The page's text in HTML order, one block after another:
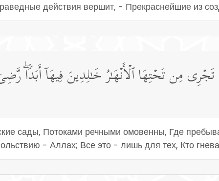
действия вершит, - Прекраснейшие из
مِن تَحۡتِهَا ٱلۡأَنۡهَـٰرُ خَـٰلِدِینَ فِیهَاۤ أَبَدࣰاۖ
сады, Потоками речными омовенны, Где
- Аллах; Все это - лишь для тех, Кто